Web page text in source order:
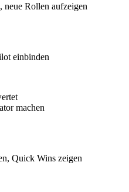
neue Rollen aufzeigen
einbinden
machen
Quick Wins zeigen